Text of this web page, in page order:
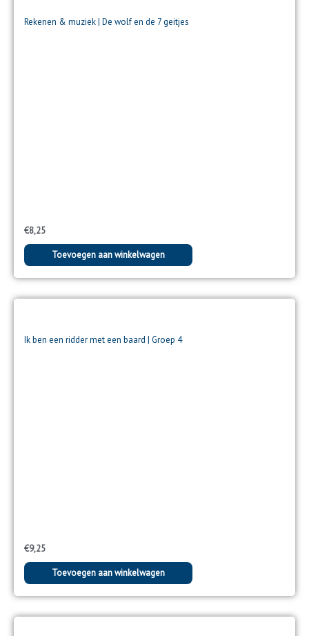
Rekenen & muziek | De wolf en de 7 geitjes
€8,25
Toevoegen aan winkelwagen
Ik ben een ridder met een baard | Groep 4
€9,25
Toevoegen aan winkelwagen